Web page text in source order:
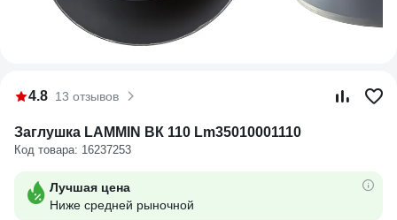
4.8 13 отзывов
Заглушка LAMMIN ВК 110 Lm35010001110
Код товара: 16237253
Лучшая цена
Ниже средней рыночной